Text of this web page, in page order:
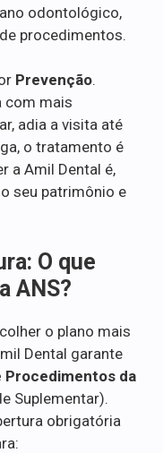
odontológico,
procedimentos.
Prevenção.
com mais
adia a visita até
o tratamento é
a Amil Dental é,
seu patrimônio e
O que
ANS?
o plano mais
Dental garante
Procedimentos da
Suplementar).
obrigatória